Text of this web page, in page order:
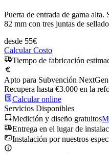
Puerta de entrada de gama alta.
82 mm con tres juntas de
desde 55€
Calcular Costo
Tiempo de fabricación
Apto para Subvención NextGen
Recupera hasta €3.000 en la
Calcular online
Servicios Disponibles
Medición y diseño gratuitos
Entrega en el lugar de
Instalación por nuestros